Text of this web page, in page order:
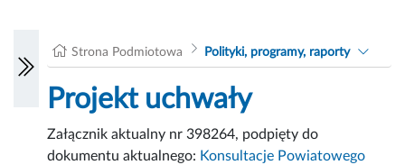
Strona Podmiotowa Polityki, programy, raporty
Projekt uchwały
Załącznik aktualny nr 398264, podpięty do
dokumentu aktualnego: Konsultacje Powiatowego